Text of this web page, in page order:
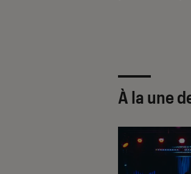
À la une